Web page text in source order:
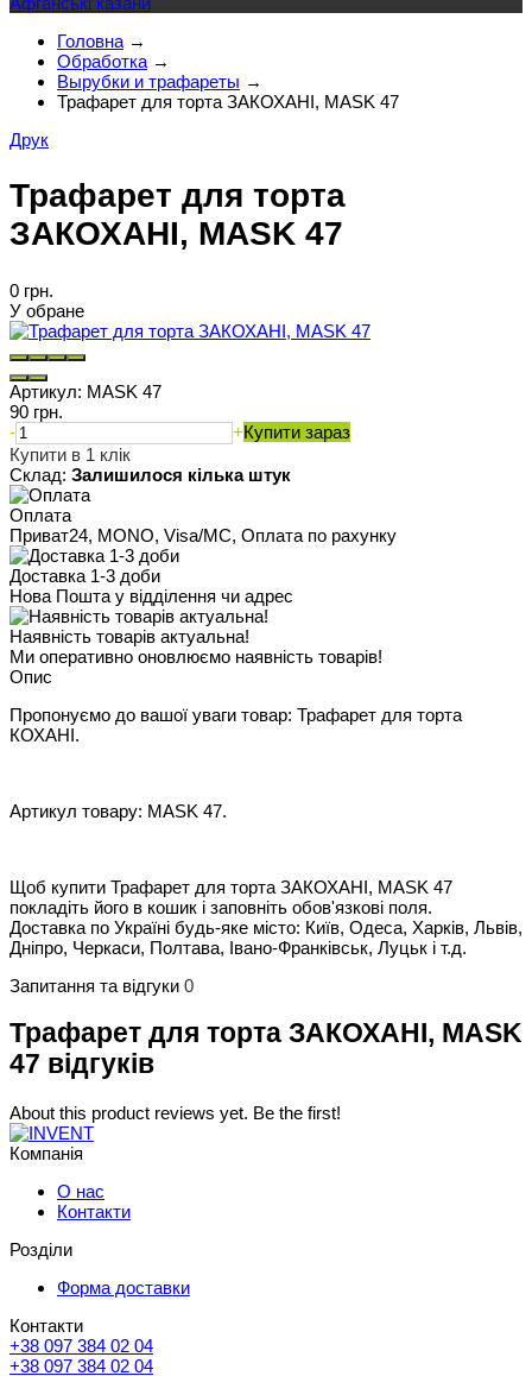
Головна →
Обработка →
Вырубки и трафареты →
Трафарет для торта ЗАКОХАНІ, MASK 47
Друк
Трафарет для торта
ЗАКОХАНІ, MASK 47
0 грн.
У обране
Артикул: MASK 47
90 грн.
-
+Купити зараз
Купити в 1 клік
Склад: Залишилося кілька штук
Оплата
Приват24, MONO, Visa/MC, Оплата по рахунку
Доставка 1-3 доби
Нова Пошта у відділення чи адрес
Наявність товарів актуальна!
Ми оперативно оновлюємо наявність товарів!
Опис
Пропонуємо до вашої уваги товар: Трафарет для торта
КОХАНІ.
Артикул товару: MASK 47.
Щоб купити Трафарет для торта ЗАКОХАНІ, MASK 47
покладіть його в кошик і заповніть обов'язкові поля.
Доставка по Україні будь-яке місто: Київ, Одеса, Харків, Львів,
Дніпро, Черкаси, Полтава, Івано-Франківськ, Луцьк і т.д.
Запитання та відгуки 0
Трафарет для торта ЗАКОХАНІ, MASK
47 відгуків
About this product reviews yet. Be the first!
Компанія
О нас
Контакти
Розділи
Форма доставки
Контакти
+38 097 384 02 04
+38 097 384 02 04